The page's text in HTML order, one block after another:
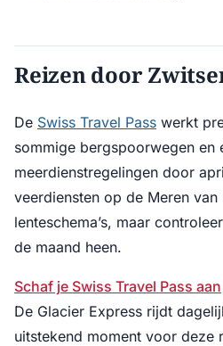
Reizen door
De Swiss Travel Pass werkt
sommige bergspoorwegen en
meerdienstregelingen door
veerdiensten op de Meren
lenteschema’s, maar
de maand heen.
Schaf je Swiss Travel Pass aan
De Glacier Express rijdt
uitstekend moment voor deze